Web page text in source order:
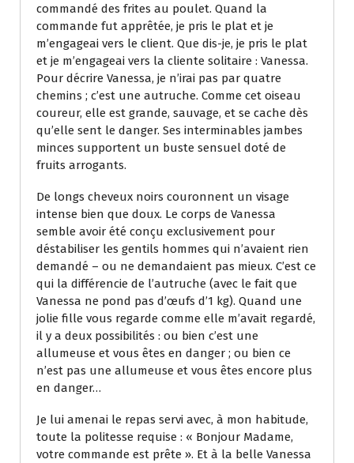
commandé des frites au poulet. Quand la
commande fut apprêtée, je pris le plat et je
m’engageai vers le client. Que dis-je, je pris le plat
et je m’engageai vers la cliente solitaire : Vanessa.
Pour décrire Vanessa, je n’irai pas par quatre
chemins ; c’est une autruche. Comme cet oiseau
coureur, elle est grande, sauvage, et se cache dès
qu’elle sent le danger. Ses interminables jambes
minces supportent un buste sensuel doté de
fruits arrogants.
De longs cheveux noirs couronnent un visage
intense bien que doux. Le corps de Vanessa
semble avoir été conçu exclusivement pour
déstabiliser les gentils hommes qui n’avaient rien
demandé – ou ne demandaient pas mieux. C’est ce
qui la différencie de l’autruche (avec le fait que
Vanessa ne pond pas d’œufs d’1 kg). Quand une
jolie fille vous regarde comme elle m’avait regardé,
il y a deux possibilités : ou bien c’est une
allumeuse et vous êtes en danger ; ou bien ce
n’est pas une allumeuse et vous êtes encore plus
en danger…
Je lui amenai le repas servi avec, à mon habitude,
toute la politesse requise : « Bonjour Madame,
votre commande est prête ». Et à la belle Vanessa